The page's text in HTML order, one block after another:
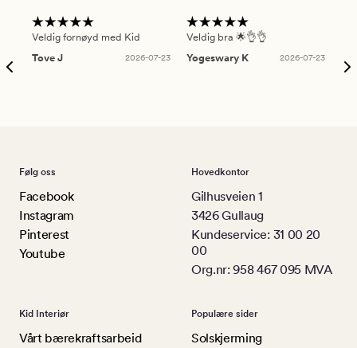
Veldig fornøyd med Kid
Tove J
2026-07-23
Veldig bra 🌟👌👌
Yogeswary K
2026-07-23
Følg oss
Facebook
Instagram
Pinterest
Youtube
Hovedkontor
Gilhusveien 1
3426 Gullaug
Kundeservice: 31 00 20
00
Org.nr: 958 467 095 MVA
Kid Interiør
Vårt bærekraftsarbeid
Populære sider
Solskjerming